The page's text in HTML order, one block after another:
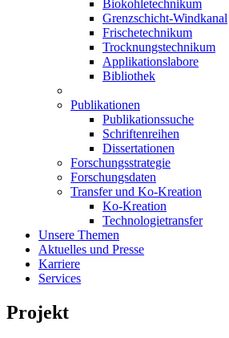
Biokohletechnikum
Grenzschicht-Windkanal
Frischetechnikum
Trocknungstechnikum
Applikationslabore
Bibliothek
Publikationen
Publikationssuche
Schriftenreihen
Dissertationen
Forschungsstrategie
Forschungsdaten
Transfer und Ko-Kreation
Ko-Kreation
Technologietransfer
Unsere Themen
Aktuelles und Presse
Karriere
Services
Projekt